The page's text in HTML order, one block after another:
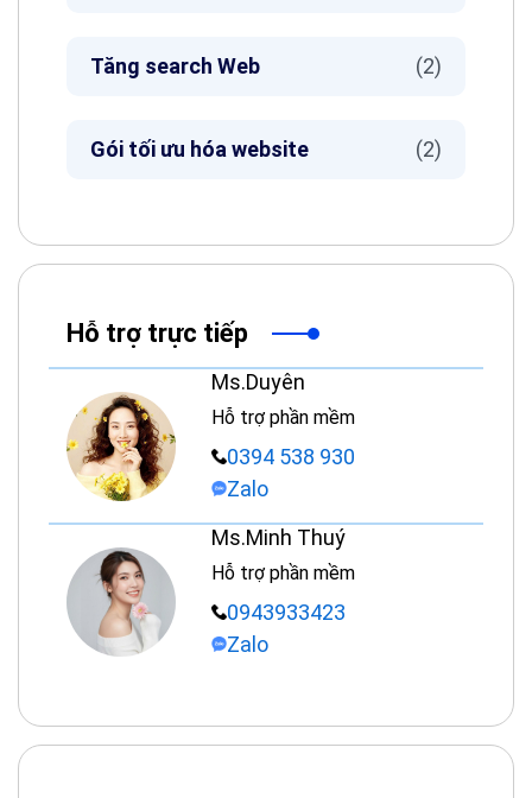
Tăng search Web (2)
Gói tối ưu hóa website (2)
Hỗ trợ trực tiếp
Ms.Duyên
Hỗ trợ phần mềm
0394 538 930
Zalo
Ms.Minh Thuý
Hỗ trợ phần mềm
0943933423
Zalo